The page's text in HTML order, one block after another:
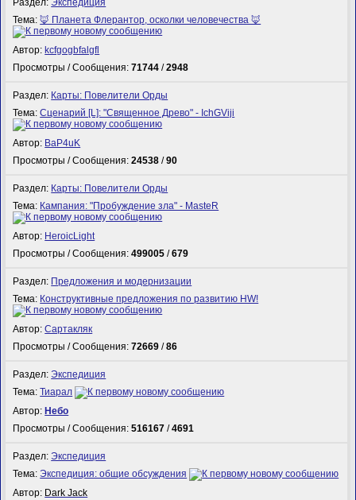
Тема:🦊 Планета Флерантор, осколки человечества 🦊
Автор: kcfgogbfalgfl
Просмотры / Сообщения:71744 /2948
Раздел: Карты: Повелители Орды
Тема:Сценарий [L]: "Священное Древо" - IchGViji
Автор: BaP4uK
Просмотры / Сообщения:24538 /90
Раздел: Карты: Повелители Орды
Тема: Кампания: "Пробуждение зла" - MasteR
Автор: HeroicLight
Просмотры / Сообщения:499005 /679
Раздел: Предложения и модернизации
Тема: Конструктивные предложения по развитию HW!
Автор:Сартакляк
Просмотры / Сообщения:72669 /86
Раздел:Экспедиция
Тема:Тиарал
Автор: Небо
Просмотры / Сообщения:516167 /4691
Раздел:Экспедиция
Тема:Экспедиция: общие обсуждения
Автор: Dark Jack